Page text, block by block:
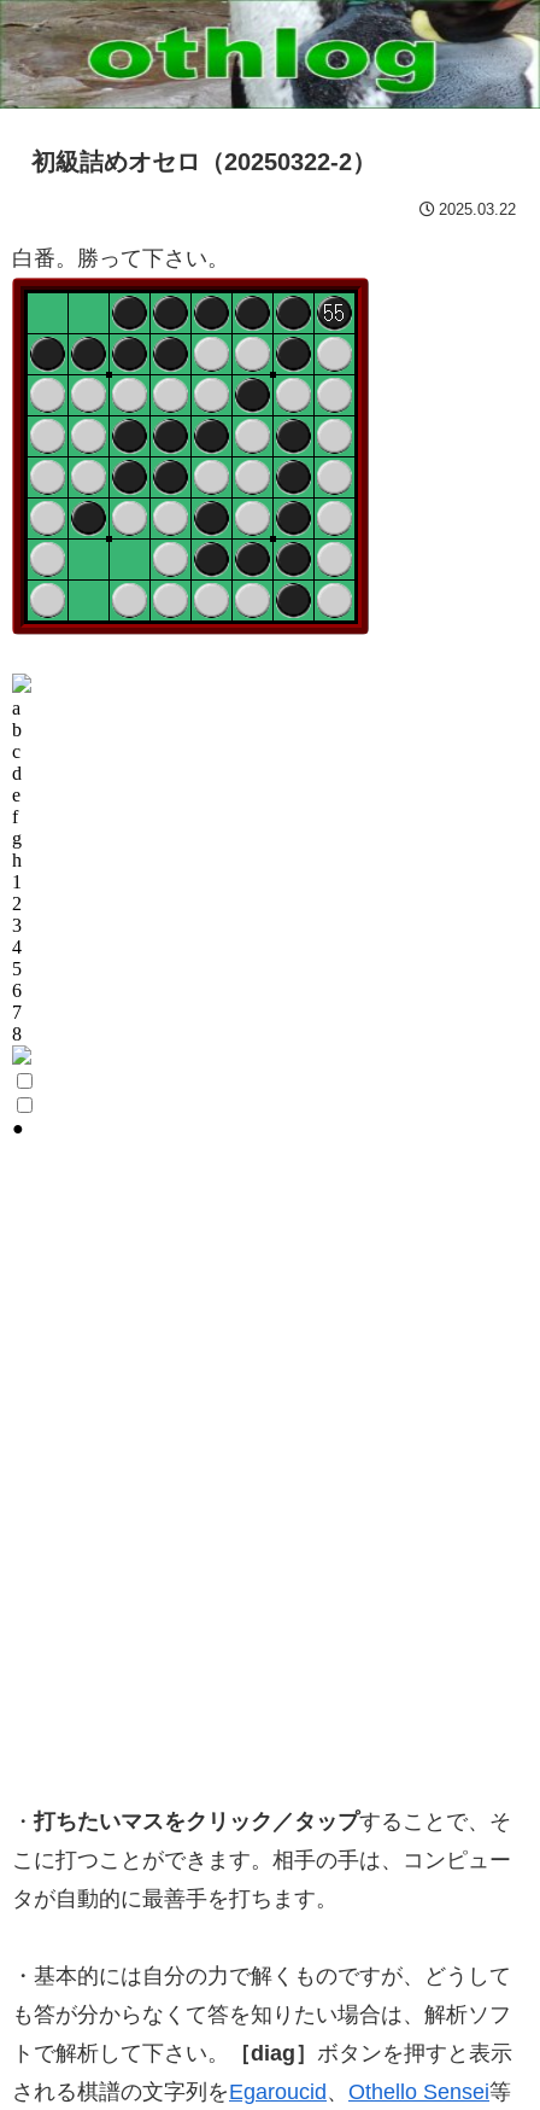
初級詰めオセロ（20250322-2）
2025.03.22
白番。勝って下さい。
・打ちたいマスをクリック／タップすることで、そ
こに打つことができます。相手の手は、コンピュー
タが自動的に最善手を打ちます。
・基本的には自分の力で解くものですが、どうして
も答が分からなくて答を知りたい場合は、解析ソフ
トで解析して下さい。
［diag］ ボタンを押すと表示
される棋譜の文字列をEgaroucid、 Othello Sensei等